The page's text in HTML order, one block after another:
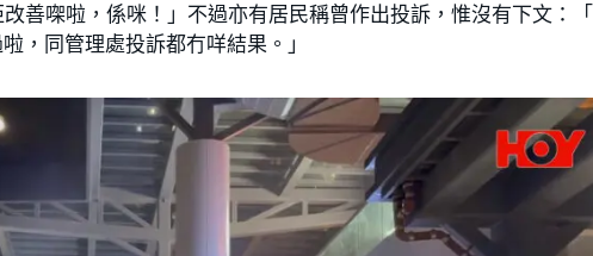
善㗎啦，係咪！」不過亦有居民稱曾作出投訴，惟沒有下文：
，同管理處投訴都冇咩結果。」